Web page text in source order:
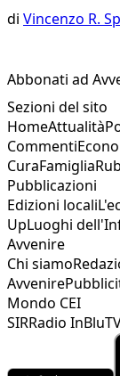
di Vincenzo R.
Abbonati ad
Sezioni del sito
HomeAttualità
Commenti
CuraFamiglia
Pubblicazioni
Edizioni locali
UpLuoghi
Avvenire
Chi siamo
Avvenire
Mondo CEI
SIRRadio InBlu